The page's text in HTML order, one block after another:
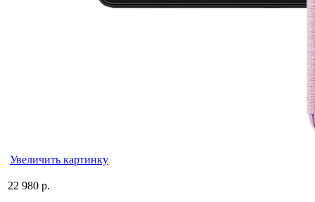
Увеличить картинку
22 980 р.